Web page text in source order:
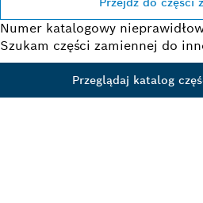
Numer katalogowy
Szukam części zamiennej do
Przeglądaj katalog